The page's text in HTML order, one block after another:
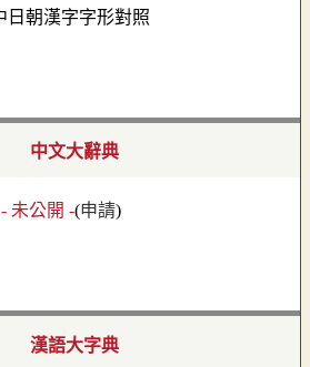
中文大辭典
- 未公開 -(申請)
漢語大字典